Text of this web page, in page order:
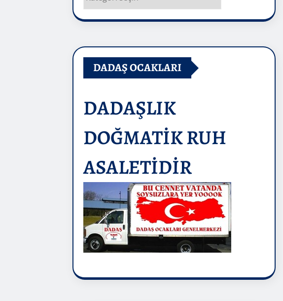
DADAŞ OCAKLARI
DADAŞLIK
DOĞMATİK RUH
ASALETİDİR